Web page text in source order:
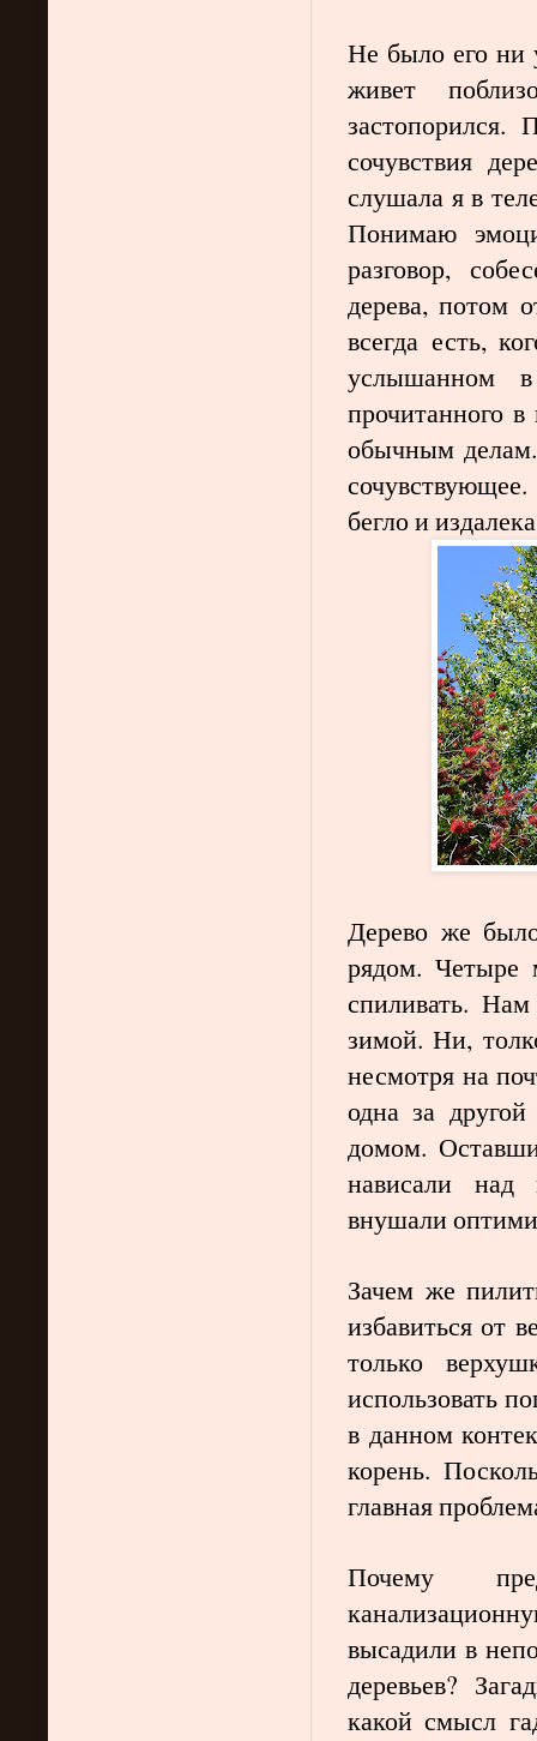
Не было его ни
живет
сочувствия
слушала я в
Понимаю
разговор,
дерева, потом
всегда есть,
услышанном в
прочитанного
обычным делам.
бегло и
Дерево же
рядом. Четыре
спиливать.
зимой. Ни,
несмотря на
одна за
домом.
нависали над
внушали
Зачем же
избавиться от
только
использовать
в данном
корень.
главная
Почему
высадили в
деревьев?
какой смысл